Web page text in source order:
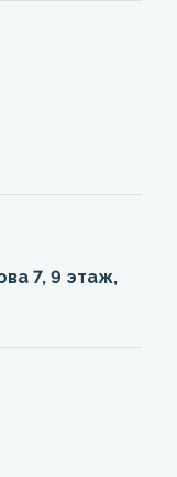
7, 9 этаж,